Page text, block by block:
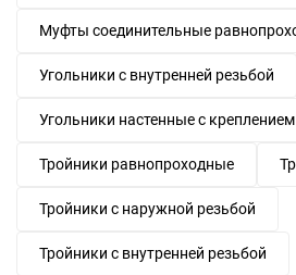
Муфты соединительные
Угольники с внутренней резьбой
Угольники настенные с креплением
Тройники равнопроходные
Тройники с наружной резьбой
Тройники с внутренней резьбой